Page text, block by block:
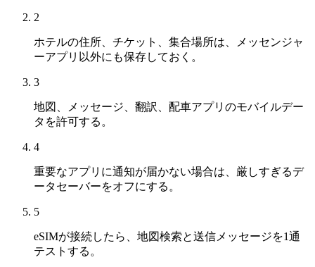
2
ホテルの住所、チケット、集合場所は、メッセンジャ
ーアプリ以外にも保存しておく。
3
地図、メッセージ、翻訳、配車アプリのモバイルデー
タを許可する。
4
重要なアプリに通知が届かない場合は、厳しすぎるデ
ータセーバーをオフにする。
5
eSIMが接続したら、地図検索と送信メッセージを1通
テストする。